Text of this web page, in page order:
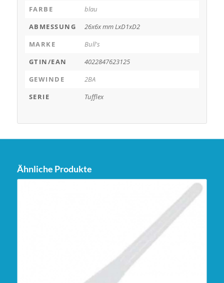
FARBE
blau
ABMESSUNG
26x6x mm LxD1xD2
MARKE
Bull's
GTIN/EAN
4022847623125
GEWINDE
2BA
SERIE
Tufflex
Ähnliche Produkte